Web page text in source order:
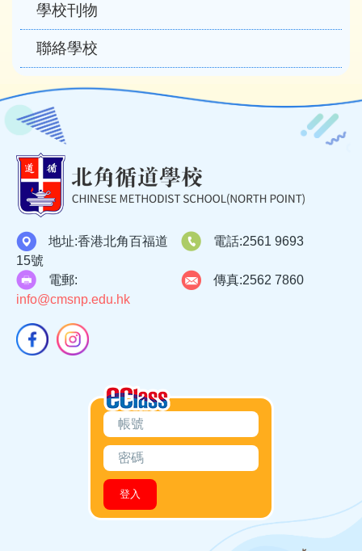
學校刊物
聯絡學校
地址:香港北角百福道
15號
電話:2561 9693
電郵:
info@cmsnp.edu.hk
傳真:2562 7860